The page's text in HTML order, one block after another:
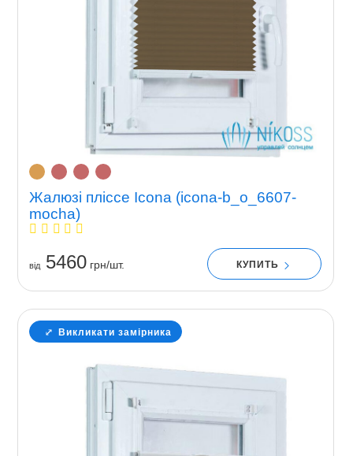
Жалюзі пліссе Icona (icona-b_o_6607-
mocha)
вiд5460грн/шт. КУПИТЬ
Викликати замірника